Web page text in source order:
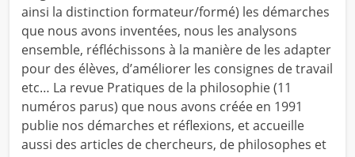
ainsi la distinction formateur/formé) les démarches
que nous avons inventées, nous les analysons
ensemble, réfléchissons à la manière de les adapter
pour des élèves, d’améliorer les consignes de travail
etc… La revue Pratiques de la philosophie (11
numéros parus) que nous avons créée en 1991
publie nos démarches et réflexions, et accueille
aussi des articles de chercheurs, de philosophes et